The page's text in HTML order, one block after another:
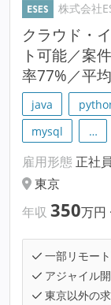
株式会社
クラウド・
ト可能／案
率77%／平
java
mysql
…
雇用形態 正社員
東京
年収 350万円
一部リモー
アジャイル
東京以外の